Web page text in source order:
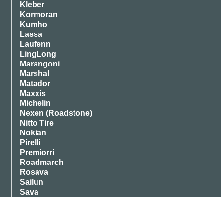
Kleber
Kormoran
Kumho
Lassa
Laufenn
LingLong
Marangoni
Marshal
Matador
Maxxis
Michelin
Nexen (Roadstone)
Nitto Tire
Nokian
Pirelli
Premiorri
Roadmarch
Rosava
Sailun
Sava